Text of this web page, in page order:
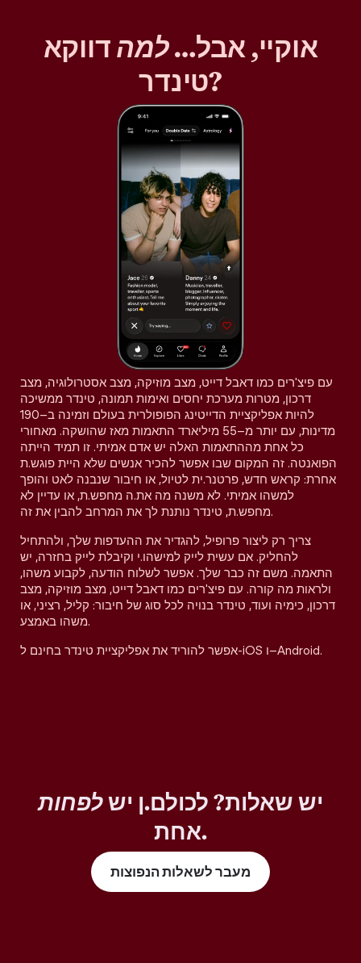
אוקיי, אבל…למהדווקא
טינדר?
עם פיצ'רים כמו דאבל דייט, מצב מוזיקה, מצב אסטרולוגיה, מצב
דרכון, מטרות מערכת יחסים ואימות תמונה, טינדר ממשיכה
להיות אפליקציית הדייטינג הפופולרית בעולם וזמינה ב–190
מדינות, עם יותר מ–55 מיליארד התאמות מאז שהושקה. מאחורי
כל אחת מההתאמות האלה יש אדם אמיתי. זו תמיד הייתה
הפואנטה. זה המקום שבו אפשר להכיר אנשים שלא היית פוגש.ת
אחרת: קראש חדש, פרטנר.ית לטיול, או חיבור שנבנה לאט והופך
למשהו אמיתי. לא משנה מה את.ה מחפש.ת, או עדיין לא
מחפש.ת, טינדר נותנת לך את המרחב להבין את זה.
צריך רק ליצור פרופיל, להגדיר את ההעדפות שלך, ולהתחיל
להחליק. אם עשית לייק למישהו.י וקיבלת לייק בחזרה, יש
התאמה. משם זה כבר שלך. אפשר לשלוח הודעה, לקבוע משהו,
ולראות מה קורה. עם פיצ'רים כמו דאבל דייט, מצב מוזיקה, מצב
דרכון, כימיה ועוד, טינדר בנויה לכל סוג של חיבור: קליל, רציני, או
משהו באמצע.
אפשר להוריד את אפליקציית טינדר בחינם ל-iOS ו–Android.
יש שאלות? לכולם.ן ישלפחות
אחת.
מעבר לשאלות הנפוצות